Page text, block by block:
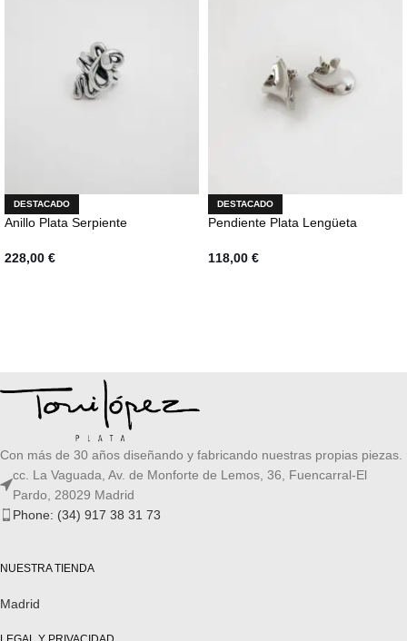
DESTACADO
Anillo Plata Serpiente
228,00 €
DESTACADO
Pendiente Plata Lengüeta
118,00 €
Con más de 30 años diseñando y fabricando nuestras propias piezas.
cc. La Vaguada, Av. de Monforte de Lemos, 36, Fuencarral-El
Pardo, 28029 Madrid
Phone: (34) 917 38 31 73
NUESTRA TIENDA
Madrid